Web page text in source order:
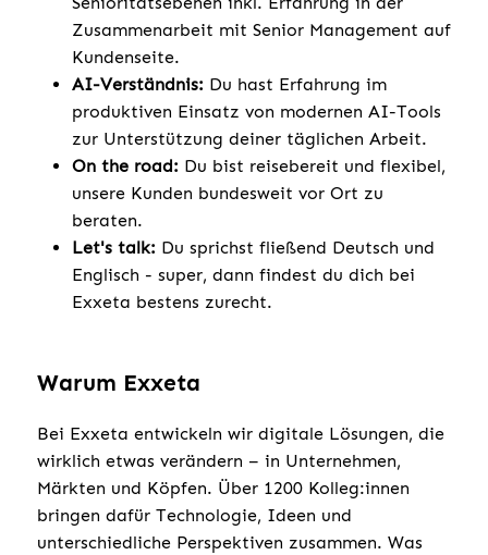
Zusammenarbeit mit Senior Management auf
Kundenseite.
AI-Verständnis: Du hast Erfahrung im
produktiven Einsatz von modernen AI-Tools
zur Unterstützung deiner täglichen Arbeit.
On the road: Du bist reisebereit und flexibel,
unsere Kunden bundesweit vor Ort zu
beraten.
Let's talk: Du sprichst fließend Deutsch und
Englisch - super, dann findest du dich bei
Exxeta bestens zurecht.
Warum Exxeta
Bei Exxeta entwickeln wir digitale Lösungen, die
wirklich etwas verändern – in Unternehmen,
Märkten und Köpfen. Über 1200 Kolleg:innen
bringen dafür Technologie, Ideen und
unterschiedliche Perspektiven zusammen. Was